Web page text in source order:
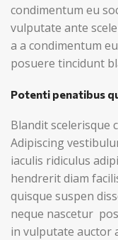
condimentum eu
vulputate ante
a a condimentum
posuere tincidunt
Potenti penatibus
Blandit scelerisque
Adipiscing
iaculis ridiculus
hendrerit diam
quisque suspen
neque nascetur
in vulputate auctor